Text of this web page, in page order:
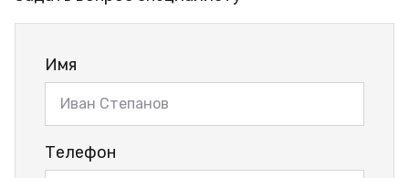
Имя
Телефон